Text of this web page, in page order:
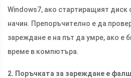
Windows7, ако стартиращият диск
начин. Препоръчително е да
зареждане е на път да умре, ако е
време в компютъра.
2. Поръчката за зареждане е